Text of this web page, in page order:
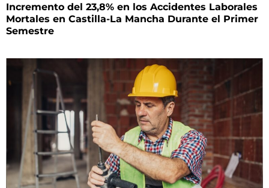
Incremento del 23,8% en los Accidentes Laborales
Mortales en Castilla-La Mancha Durante el Primer
Semestre